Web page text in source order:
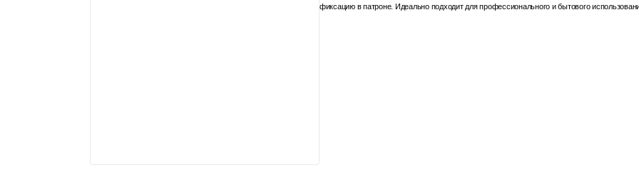
фиксацию в патроне. Идеально подходит для профессионального и бытового